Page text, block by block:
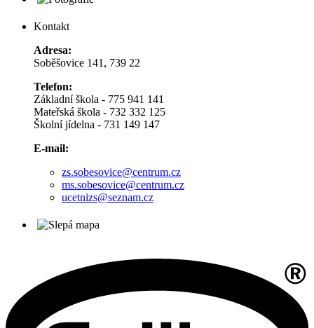
Kontakt
Adresa:
Soběšovice 141, 739 22
Telefon:
Základní škola - 775 941 141
Mateřská škola - 732 332 125
Školní jídelna - 731 149 147
E-mail:
zs.sobesovice@centrum.cz
ms.sobesovice@centrum.cz
ucetnizs@seznam.cz